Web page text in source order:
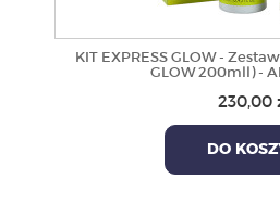
KIT EXPRESS GLOW -
GLOW 200mll) -
230,00
DO